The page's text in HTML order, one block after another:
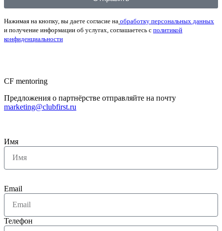
Нажимая на кнопку, вы даете согласие на обработку персональных данных
и получение информации об услугах, соглашаетесь с политикой
конфиденциальности
CF mentoring
Предложения о партнёрстве отправляйте на почту
marketing@clubfirst.ru
Имя
Email
Телефон